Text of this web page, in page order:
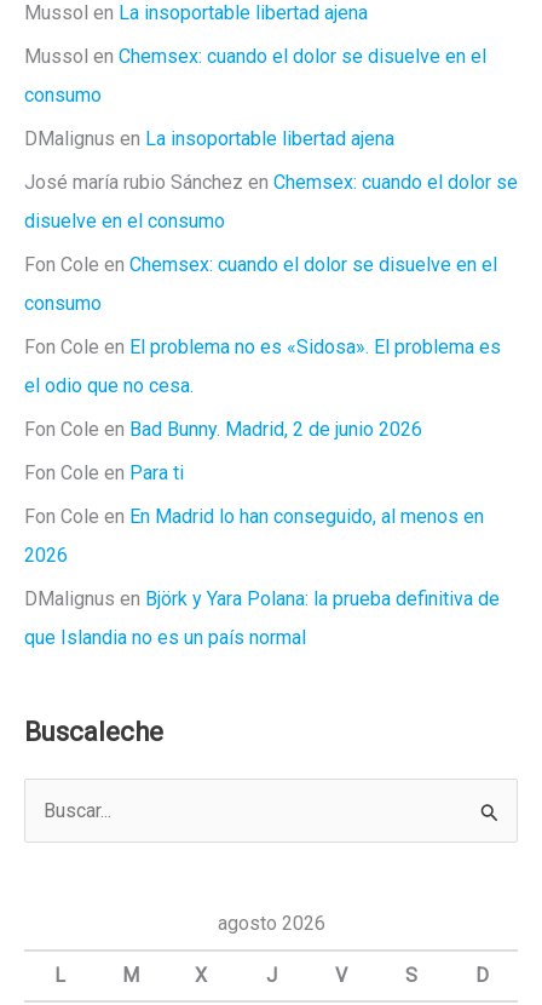
Mussol en La insoportable libertad ajena
Mussol en Chemsex: cuando el dolor se disuelve en el
consumo
DMalignus en La insoportable libertad ajena
José maría rubio Sánchez en Chemsex: cuando el dolor se
disuelve en el consumo
Fon Cole en Chemsex: cuando el dolor se disuelve en el
consumo
Fon Cole en El problema no es «Sidosa». El problema es
el odio que no cesa.
Fon Cole en Bad Bunny. Madrid, 2 de junio 2026
Fon Cole en Para ti
Fon Cole en En Madrid lo han conseguido, al menos en
2026
DMalignus en Björk y Yara Polana: la prueba definitiva de
que Islandia no es un país normal
Buscaleche
a
agosto 2026
L M X J V S D